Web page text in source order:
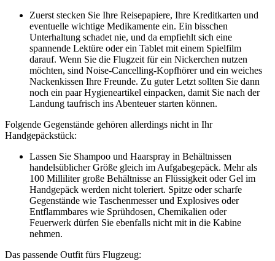
Zuerst stecken Sie Ihre Reisepapiere, Ihre Kreditkarten und
eventuelle wichtige Medikamente ein. Ein bisschen
Unterhaltung schadet nie, und da empfiehlt sich eine
spannende Lektüre oder ein Tablet mit einem Spielfilm
darauf. Wenn Sie die Flugzeit für ein Nickerchen nutzen
möchten, sind Noise-Cancelling-Kopfhörer und ein weiches
Nackenkissen Ihre Freunde. Zu guter Letzt sollten Sie dann
noch ein paar Hygieneartikel einpacken, damit Sie nach der
Landung taufrisch ins Abenteuer starten können.
Folgende Gegenstände gehören allerdings nicht in Ihr
Handgepäckstück:
Lassen Sie Shampoo und Haarspray in Behältnissen
handelsüblicher Größe gleich im Aufgabegepäck. Mehr als
100 Milliliter große Behältnisse an Flüssigkeit oder Gel im
Handgepäck werden nicht toleriert. Spitze oder scharfe
Gegenstände wie Taschenmesser und Explosives oder
Entflammbares wie Sprühdosen, Chemikalien oder
Feuerwerk dürfen Sie ebenfalls nicht mit in die Kabine
nehmen.
Das passende Outfit fürs Flugzeug: